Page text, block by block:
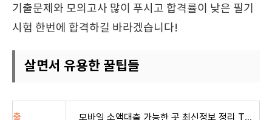
기출문제와 모의고사 많이 푸시고 합격률이 낮은 필기
시험 한번에 합격하길 바라겠습니다!
살면서 유용한 꿀팁들
모바일 소액대출 가능한 곳 최신정보 정리 TOP 8